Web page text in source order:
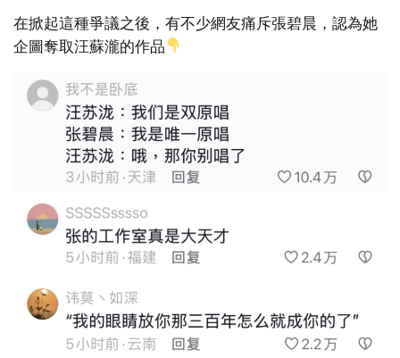
在掀起這種爭議之後，有不少網友痛斥張碧晨，認為她
企圖奪取汪蘇瀧的作品